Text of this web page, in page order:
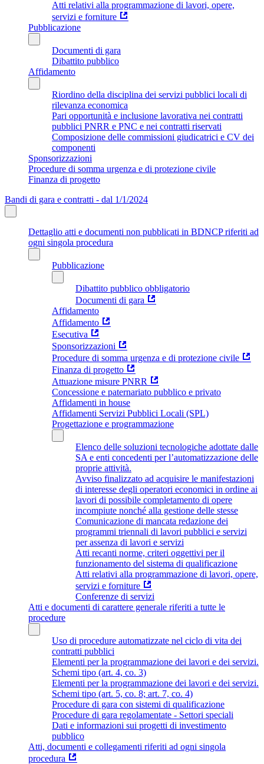
Atti relativi alla programmazione di lavori, opere,
servizi e forniture
Pubblicazione
Documenti di gara
Dibattito pubblico
Affidamento
Riordino della disciplina dei servizi pubblici locali di
rilevanza economica
Pari opportunità e inclusione lavorativa nei contratti
pubblici PNRR e PNC e nei contratti riservati
Composizione delle commissioni giudicatrici e CV dei
componenti
Sponsorizzazioni
Procedure di somma urgenza e di protezione civile
Finanza di progetto
Bandi di gara e contratti - dal 1/1/2024
Dettaglio atti e documenti non pubblicati in BDNCP riferiti ad
ogni singola procedura
Pubblicazione
Dibattito pubblico obbligatorio
Documenti di gara
Affidamento
Affidamento
Esecutiva
Sponsorizzazioni
Procedure di somma urgenza e di protezione civile
Finanza di progetto
Attuazione misure PNRR
Concessione e paternariato pubblico e privato
Affidamenti in house
Affidamenti Servizi Pubblici Locali (SPL)
Progettazione e programmazione
Elenco delle soluzioni tecnologiche adottate dalle
SA e enti concedenti per l’automatizzazione delle
proprie attività.
Avviso finalizzato ad acquisire le manifestazioni
di interesse degli operatori economici in ordine ai
lavori di possibile completamento di opere
incompiute nonché alla gestione delle stesse
Comunicazione di mancata redazione dei
programmi triennali di lavori pubblici e servizi
per assenza di lavori e servizi
Atti recanti norme, criteri oggettivi per il
funzionamento del sistema di qualificazione
Atti relativi alla programmazione di lavori, opere,
servizi e forniture
Conferenze di servizi
Atti e documenti di carattere generale riferiti a tutte le
procedure
Uso di procedure automatizzate nel ciclo di vita dei
contratti pubblici
Elementi per la programmazione dei lavori e dei servizi.
Schemi tipo (art. 4, co. 3)
Elementi per la programmazione dei lavori e dei servizi.
Schemi tipo (art. 5, co. 8; art. 7, co. 4)
Procedure di gara con sistemi di qualificazione
Procedure di gara regolamentate - Settori speciali
Dati e informazioni sui progetti di investimento
pubblico
Atti, documenti e collegamenti riferiti ad ogni singola
procedura